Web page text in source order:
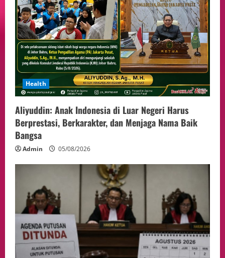
Health
Aliyuddin: Anak Indonesia di Luar Negeri Harus
Berprestasi, Berkarakter, dan Menjaga Nama Baik
Bangsa
Admin 05/08/2026